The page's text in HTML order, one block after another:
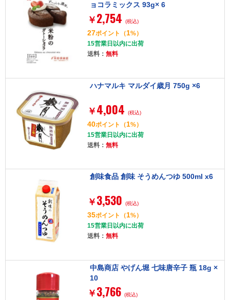
ョコラミックス 93g× 6
￥ 2,754 (税込)
27ポイント （1%）
15営業日以内に出荷
送料： 無料
ハナマルキ マルダイ歳月 750g ×6
￥ 4,004 (税込)
40ポイント （1%）
15営業日以内に出荷
送料： 無料
創味食品 創味 そうめんつゆ 500ml x6
￥ 3,530 (税込)
35ポイント （1%）
15営業日以内に出荷
送料： 無料
中島商店 やげん堀 七味唐辛子 瓶 18g ×
10
￥ 3,766 (税込)